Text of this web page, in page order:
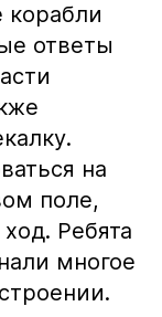
корабли
ответы
на
поле,
Ребята
многое